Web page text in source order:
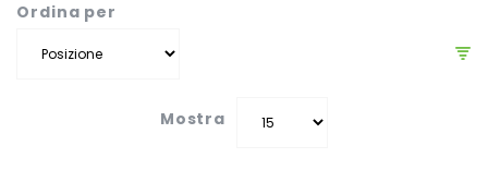
Ordina per
Mostra